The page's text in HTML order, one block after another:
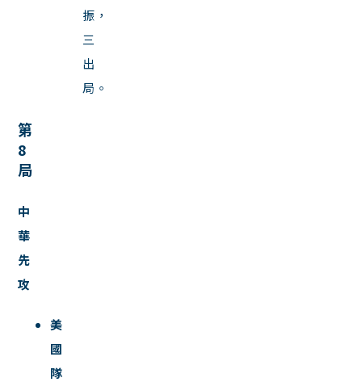
振，
三
出
局。
第
8
局
中
華
先
攻
美
國
隊